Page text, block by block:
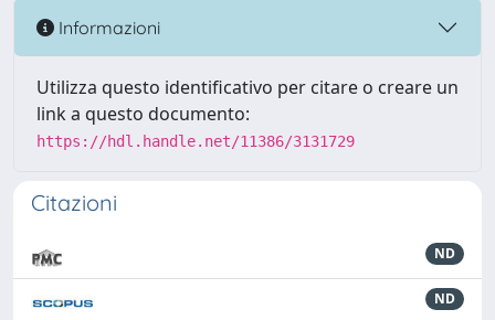
Informazioni
Utilizza questo identificativo per citare o creare un
link a questo documento:
https://hdl.handle.net/11386/3131729
Citazioni
ND
ND